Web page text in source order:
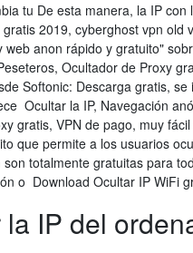
tu De esta manera, la IP
2019, cyberghost vpn
anon rápido y gratuito"
Ocultador de Proxy
Softonic: Descarga gratis,
Ocultar la IP, Navegación
gratis, VPN de pago, muy
que permite a los usuarios
totalmente gratuitas para
o Download Ocultar IP WiFi
IP del